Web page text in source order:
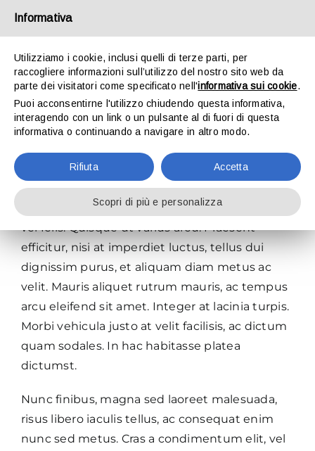
HOME
STUDIO DOTTORI COMMERCIALISTI
STUDIO LEGALE
LAVORA CON NOI
CONTATTI
Are there any recurring fees?
Nullam feugiat eleifend felis eu aliquam. Etiam
bibendum, ante nec efficitur lacinia, lectus
eros laoreet lectus, sit amet ultricies magna mi
vel felis. Quisque ut varius arcu. Praesent
efficitur, nisi at imperdiet luctus, tellus dui
dignissim purus, et aliquam diam metus ac
velit. Mauris aliquet rutrum mauris, ac tempus
arcu eleifend sit amet. Integer at lacinia turpis.
Morbi vehicula justo at velit facilisis, ac dictum
quam sodales. In hac habitasse platea
dictumst.
Nunc finibus, magna sed laoreet malesuada,
risus libero iaculis tellus, ac consequat enim
nunc sed metus. Cras a condimentum elit, vel
Informativa
Utilizziamo i cookie, inclusi quelli di terze parti, per
raccogliere informazioni sull’utilizzo del nostro sito web da
parte dei visitatori come specificato nell'informativa sui cookie.
Puoi acconsentirne l'utilizzo chiudendo questa informativa,
interagendo con un link o un pulsante al di fuori di questa
informativa o continuando a navigare in altro modo.
Rifiuta Accetta
Scopri di più e personalizza